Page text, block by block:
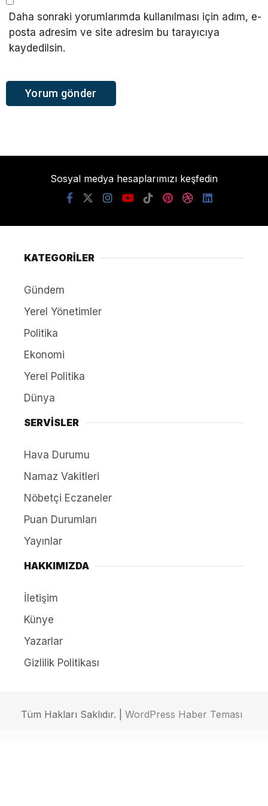
Daha sonraki yorumlarımda kullanılması için adım, e-
posta adresim ve site adresim bu tarayıcıya
kaydedilsin.
Sosyal medya hesaplarımızı keşfedin
KATEGORİLER
Gündem
Yerel Yönetimler
Politika
Ekonomi
Yerel Politika
Dünya
SERVİSLER
Hava Durumu
Namaz Vakitleri
Nöbetçi Eczaneler
Puan Durumları
Yayınlar
HAKKIMIZDA
İletişim
Künye
Yazarlar
Gizlilik Politikası
Tüm Hakları Saklıdır. | WordPress Haber Teması